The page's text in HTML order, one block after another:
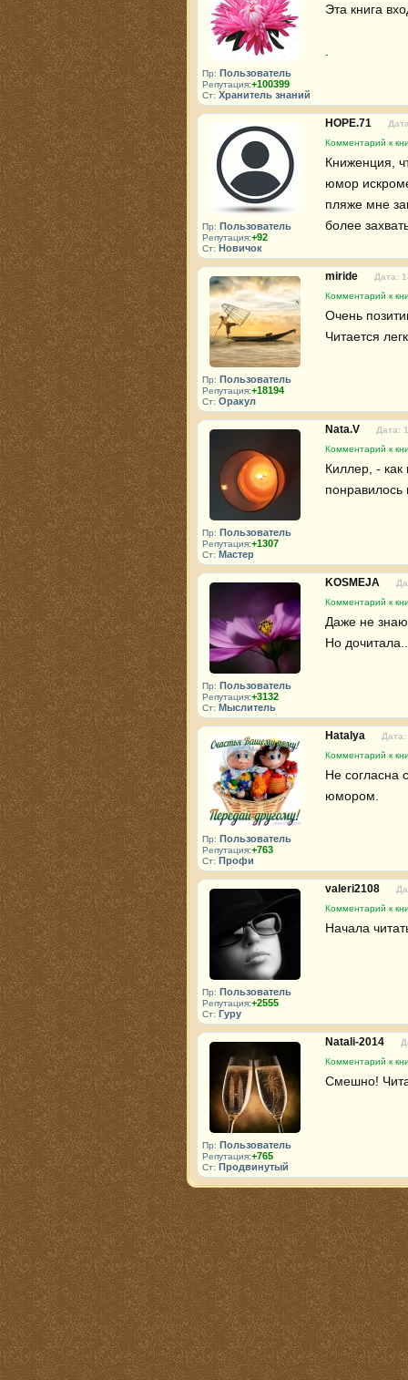
Пр: Пользователь
Репутация:+100399
Ст: Хранитель знаний
Эта книга
Пр: Пользователь
Репутация:+92
Ст: Новичок
HOPE.71
Комментарий к
Книженция,
юмор
пляже мне
более
Пр: Пользователь
Репутация:+18194
Ст: Оракул
miride
Дата:
Комментарий к
Очень
Читается
Пр: Пользователь
Репутация:+1307
Ст: Мастер
Nata.V
Дата:
Комментарий к
Киллер, -
Пр: Пользователь
Репутация:+3132
Ст: Мыслитель
KOSMEJA
Комментарий к
Даже не
Но
Пр: Пользователь
Репутация:+763
Ст: Профи
Hatalya
Комментарий к
Не согласна
юмором.
Пр: Пользователь
Репутация:+2555
Ст: Гуру
valeri2108
Комментарий к
Начала
Пр: Пользователь
Репутация:+765
Ст: Продвинутый
Natali-2014
Комментарий к
Смешно!